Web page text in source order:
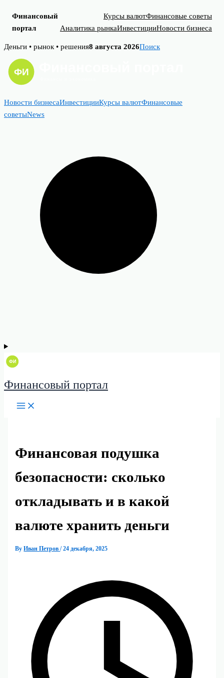
Финансовый
портал
Курсы валютФинансовые советы
Аналитика рынкаИнвестицииНовости бизнеса
Skip
content
Деньги • рынок • решения8 августа 2026Поиск
Новости бизнесаИнвестицииКурсы валютФинансовые
советыNews
Финансовый портал
Финансовая подушка
безопасности: сколько
откладывать и в какой
валюте хранить деньги
ByИван Петров/24 декабря, 2025